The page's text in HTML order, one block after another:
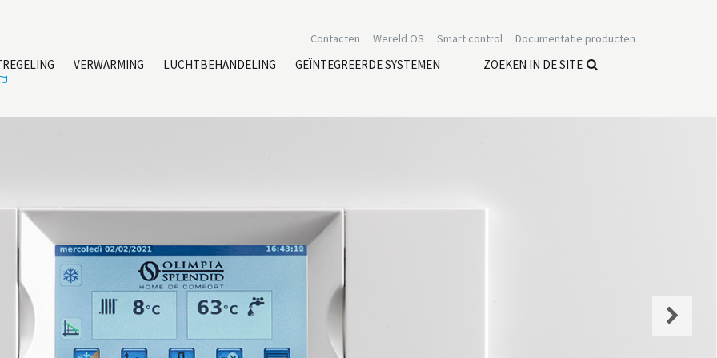
Documentatie producten
Smart control
Wereld OS
Contacten
VERWARMING LUCHTBEHANDELING GEÏNTEGREERDE SYSTEMEN
ZOEKEN IN DE SITE